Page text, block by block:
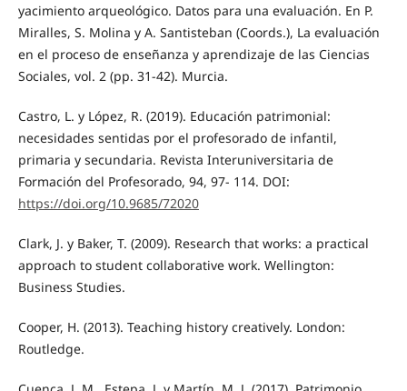
yacimiento arqueológico. Datos para una evaluación. En P.
Miralles, S. Molina y A. Santisteban (Coords.), La evaluación
en el proceso de enseñanza y aprendizaje de las Ciencias
Sociales, vol. 2 (pp. 31-42). Murcia.
Castro, L. y López, R. (2019). Educación patrimonial:
necesidades sentidas por el profesorado de infantil,
primaria y secundaria. Revista Interuniversitaria de
Formación del Profesorado, 94, 97- 114. DOI:
https://doi.org/10.9685/72020
Clark, J. y Baker, T. (2009). Research that works: a practical
approach to student collaborative work. Wellington:
Business Studies.
Cooper, H. (2013). Teaching history creatively. London:
Routledge.